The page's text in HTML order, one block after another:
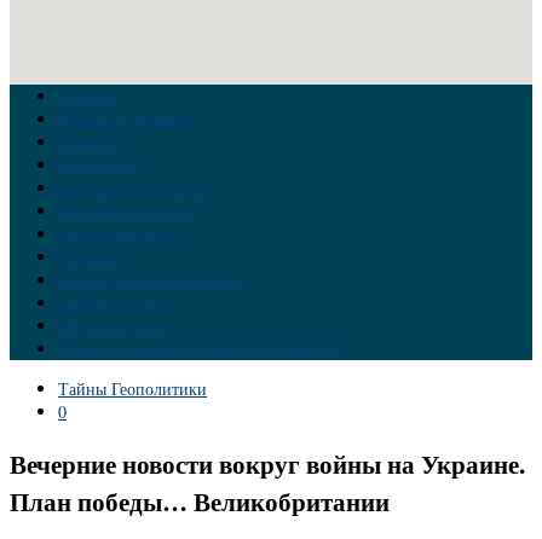
Главная
Война на Украине
Новости
Аналитика
Тайны Геополитики
Российские элиты
Теория заговора
Украина
Новый Мировой Порядок
Тайны истории
Обратная связь
Правила комментирования материалов
Тайны Геополитики
0
Вечерние новости вокруг войны на Украине.
План победы… Великобритании